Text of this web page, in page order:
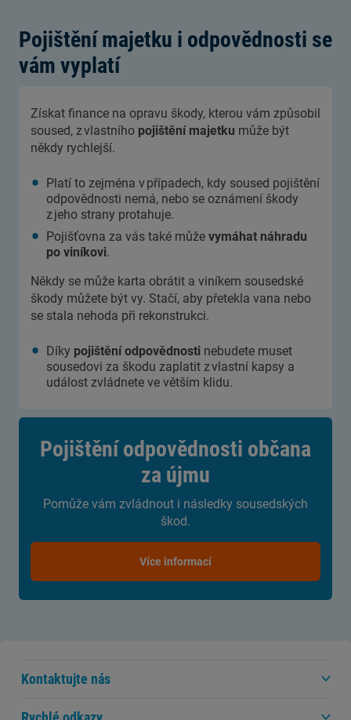
Pojištění majetku i odpovědnosti se
vám vyplatí
Získat finance na opravu škody, kterou vám způsobil
soused, z vlastního pojištění majetku může být
někdy rychlejší.
Platí to zejména v případech, kdy soused pojištění
odpovědnosti nemá, nebo se oznámení škody
z jeho strany protahuje.
Pojišťovna za vás také může vymáhat náhradu
po viníkovi.
Někdy se může karta obrátit a viníkem sousedské
škody můžete být vy. Stačí, aby přetekla vana nebo
se stala nehoda při rekonstrukci.
Díky pojištění odpovědnosti nebudete muset
sousedovi za škodu zaplatit z vlastní kapsy a
událost zvládnete ve větším klidu.
Pojištění odpovědnosti občana
za újmu
Pomůže vám zvládnout i následky sousedských
škod.
Více informací
Kontaktujte nás